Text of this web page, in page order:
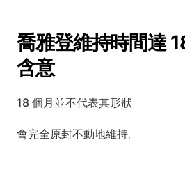
喬雅登維持時間達
含意
18 個月並不代表其形狀
會完全原封不動地維持。